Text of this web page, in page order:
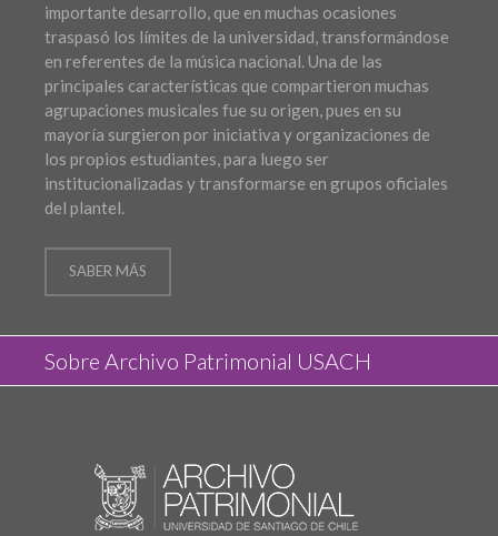
importante desarrollo, que en muchas ocasiones
traspasó los límites de la universidad, transformándose
en referentes de la música nacional. Una de las
principales características que compartieron muchas
agrupaciones musicales fue su origen, pues en su
mayoría surgieron por iniciativa y organizaciones de
los propios estudiantes, para luego ser
institucionalizadas y transformarse en grupos oficiales
del plantel.
SABER MÁS
Sobre Archivo Patrimonial USACH